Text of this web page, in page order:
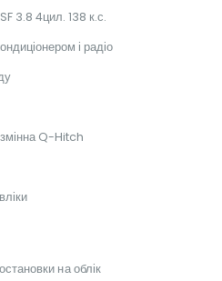
3.8 4цил. 138 к.с.
і радіо
Q-Hitch
на облік